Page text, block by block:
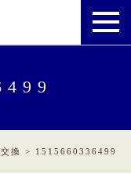
換 > 1515660336499